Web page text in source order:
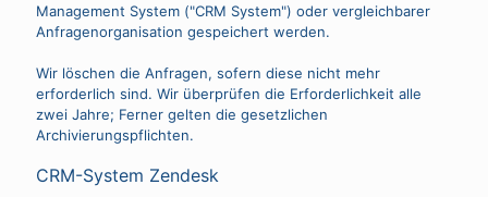
Management System ("CRM System") oder vergleichbarer
Anfragenorganisation gespeichert werden.
Wir löschen die Anfragen, sofern diese nicht mehr
erforderlich sind. Wir überprüfen die Erforderlichkeit alle
zwei Jahre; Ferner gelten die gesetzlichen
Archivierungspflichten.
CRM-System Zendesk